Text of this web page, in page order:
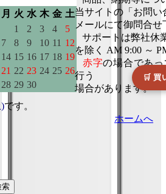
です。
ホームへ